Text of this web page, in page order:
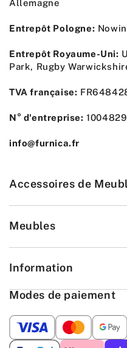
Allemagne
Entrepôt Pologne:
Entrepôt Royaume-Uni:
Park, Rugby
TVA française:
N° d'entreprise:
info@furnica.fr
Accessoires de
Meubles
Information
Modes de paiement